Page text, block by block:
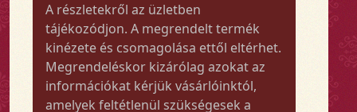
A részletekről az üzletben
tájékozódjon. A megrendelt termék
kinézete és csomagolása ettől eltérhet.
Megrendeléskor kizárólag azokat az
információkat kérjük vásárlóinktól,
amelyek feltétlenül szükségesek a